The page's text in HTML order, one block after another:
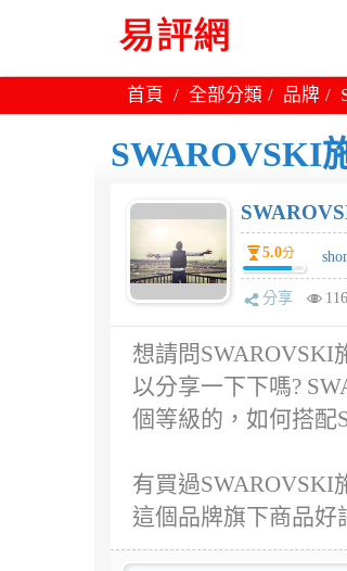
首頁 全部分類 品牌
SWAROVSKI
5.0分
分享
想請問SWAROVSKI
以分享一下下嗎?
個等級的，如何搭配
有買過SWAROVSKI
這個品牌旗下商品好